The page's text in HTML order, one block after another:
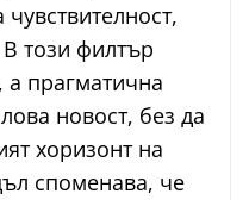
този филтър
прагматична
новост, без да
хоризонт на
споменава, че